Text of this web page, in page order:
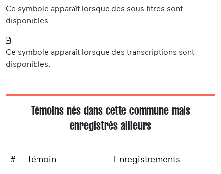
Ce symbole apparaît lorsque des sous-titres sont
disponibles.
Ce symbole apparaît lorsque des transcriptions sont
disponibles.
Témoins nés dans cette commune mais
enregistrés ailleurs
# Témoin Enregistrements